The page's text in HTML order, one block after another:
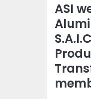
ASI